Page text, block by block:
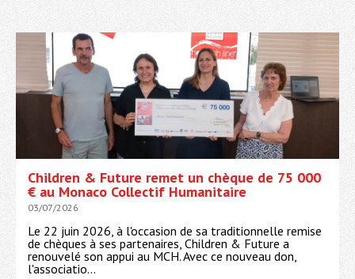
Children & Future remet un chèque de 75 000
€ au Monaco Collectif Humanitaire
03/07/2026
Le 22 juin 2026, à l'occasion de sa traditionnelle remise
de chèques à ses partenaires, Children & Future a
renouvelé son appui au MCH. Avec ce nouveau don,
l'associatio...